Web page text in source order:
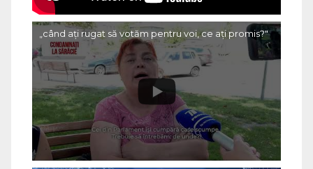
„când ați rugat să votăm pentru voi, ce ați promis?"